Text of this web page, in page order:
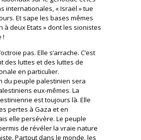
internationales, « Israël » tue
Et sape les bases mêmes
à deux Etats » dont les sionistes
!
pas. Elle s’arrache. C’est
des luttes et des luttes de
en particulier.
du peuple palestinien sera
eux-mêmes. La
est toujours là. Elle
pertes à Gaza et en
elle persévère. Le peuple
de révéler la vraie nature
Partout dans le monde, les